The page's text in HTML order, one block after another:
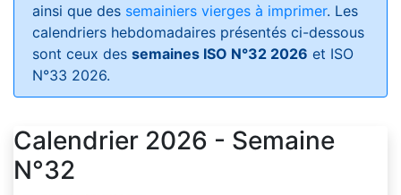
ainsi que des semainiers vierges à imprimer. Les
calendriers hebdomadaires présentés ci-dessous
sont ceux des semaines ISO N°32 2026 et ISO
N°33 2026.
Calendrier 2026 - Semaine
N°32